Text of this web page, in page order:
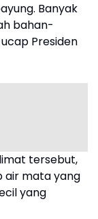
Banyak
bahan-
Presiden
tersebut,
air mata yang
yang